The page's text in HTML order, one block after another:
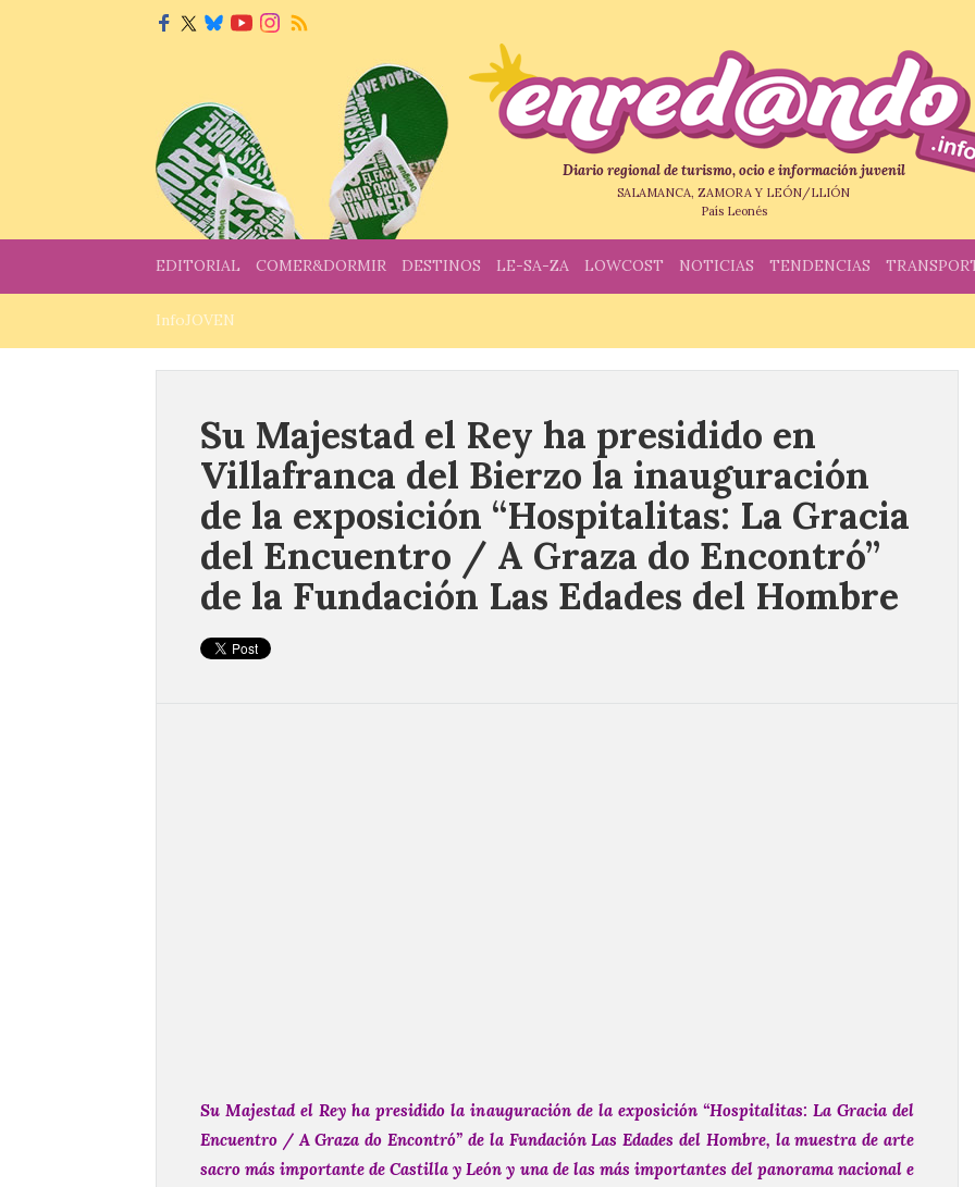
Diario regional de turismo, ocio e información juvenil
SALAMANCA, ZAMORA Y LEÓN/LLIÓN
País Leonés
EDITORIAL COMER&DORMIR DESTINOS LE-SA-ZA LOWCOST NOTICIAS TENDENCIAS
InfoJOVEN
Su Majestad el Rey ha presidido en
Villafranca del Bierzo la inauguración
de la exposición “Hospitalitas: La Gracia
del Encuentro / A Graza do Encontró”
de la Fundación Las Edades del Hombre
Su Majestad el Rey ha presidido la inauguración de la exposición “Hospitalitas: La Gracia del
Encuentro / A Graza do Encontró” de la Fundación Las Edades del Hombre, la muestra de arte
sacro más importante de Castilla y León y una de las más importantes del panorama nacional e